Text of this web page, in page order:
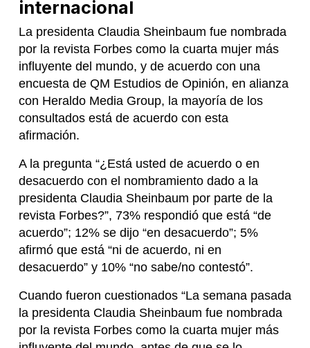
internacional
La presidenta Claudia Sheinbaum fue nombrada
por la revista Forbes como la cuarta mujer más
influyente del mundo, y de acuerdo con una
encuesta de QM Estudios de Opinión, en alianza
con Heraldo Media Group, la mayoría de los
consultados está de acuerdo con esta
afirmación.
A la pregunta “¿Está usted de acuerdo o en
desacuerdo con el nombramiento dado a la
presidenta Claudia Sheinbaum por parte de la
revista Forbes?”, 73% respondió que está “de
acuerdo”; 12% se dijo “en desacuerdo”; 5%
afirmó que está “ni de acuerdo, ni en
desacuerdo” y 10% “no sabe/no contestó”.
Cuando fueron cuestionados “La semana pasada
la presidenta Claudia Sheinbaum fue nombrada
por la revista Forbes como la cuarta mujer más